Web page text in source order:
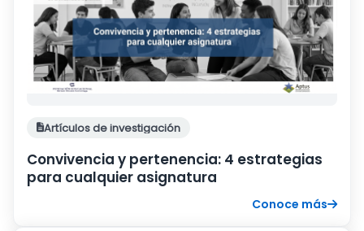
Artículos de investigación
Convivencia y pertenencia: 4 estrategias
para cualquier asignatura
Conoce más